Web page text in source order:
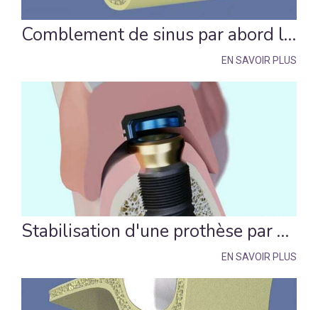
Comblement de sinus par abord latéral sans pose d’implant
EN SAVOIR PLUS
Stabilisation d'une prothèse par 2 boutons pressions
EN SAVOIR PLUS